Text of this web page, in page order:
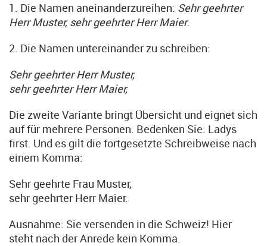
1. Die Namen aneinanderzureihen: Sehr geehrter
Herr Muster, sehr geehrter Herr Maier.
2. Die Namen untereinander zu schreiben:
Sehr geehrter Herr Muster,
sehr geehrter Herr Maier,
Die zweite Variante bringt Übersicht und eignet sich
auf für mehrere Personen. Bedenken Sie: Ladys
first. Und es gilt die fortgesetzte Schreibweise nach
einem Komma:
Sehr geehrte Frau Muster,
sehr geehrter Herr Maier.
Ausnahme: Sie versenden in die Schweiz! Hier
steht nach der Anrede kein Komma.